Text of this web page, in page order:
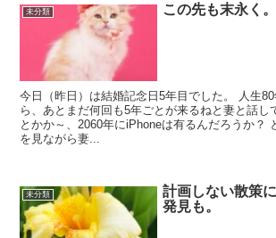
未分類 この先も末永く。
今日（昨日）は結婚記念日5年目でした。 人生
ら、あとまだ何回も5年ごとが来るねと妻と話し
とかか～、2060年にiPhoneは有るんだろうか？
を見ながら妻...
未分類
計画しない散策
発見も。